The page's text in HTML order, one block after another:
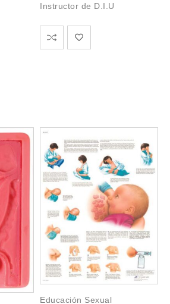
Instructor de D.I.U
Educación Sexual